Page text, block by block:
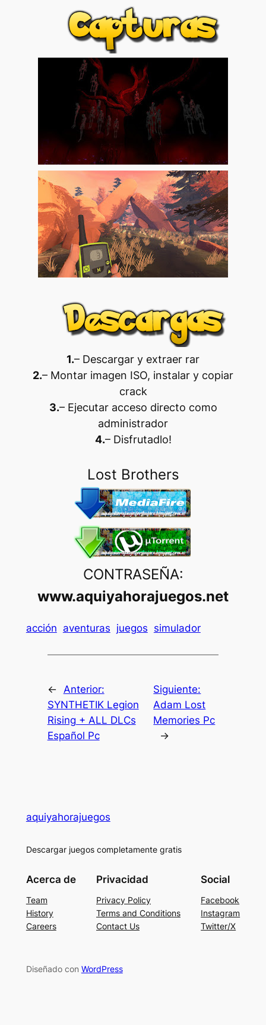
1.– Descargar y extraer rar
2.– Montar imagen ISO, instalar y copiar
crack
3.– Ejecutar acceso directo como
administrador
4.– Disfrutadlo!
Lost Brothers
CONTRASEÑA:
www.aquiyahorajuegos.net
acción aventuras juegos simulador
← Anterior:
SYNTHETIK Legion
Rising + ALL DLCs
Español Pc
Siguiente:
Adam Lost
Memories Pc
→
aquiyahorajuegos
Descargar juegos completamente gratis
Acerca de
Team
History
Careers
Privacidad
Privacy Policy
Terms and Conditions
Contact Us
Social
Facebook
Instagram
Twitter/X
Diseñado con WordPress